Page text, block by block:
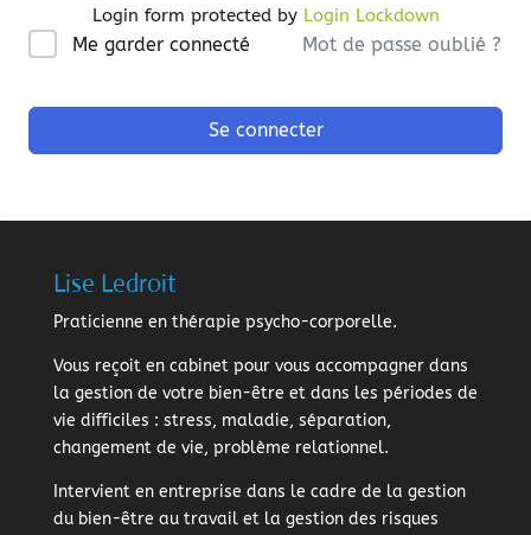
Login form protected by Login Lockdown
Me garder connecté Mot de passe oublié ?
Se connecter
Lise Ledroit
Praticienne en thérapie psycho-corporelle.
Vous reçoit en cabinet pour vous accompagner dans
la gestion de votre bien-être et dans les périodes de
vie difficiles : stress, maladie, séparation,
changement de vie, problème relationnel.
Intervient en entreprise dans le cadre de la gestion
du bien-être au travail et la gestion des risques